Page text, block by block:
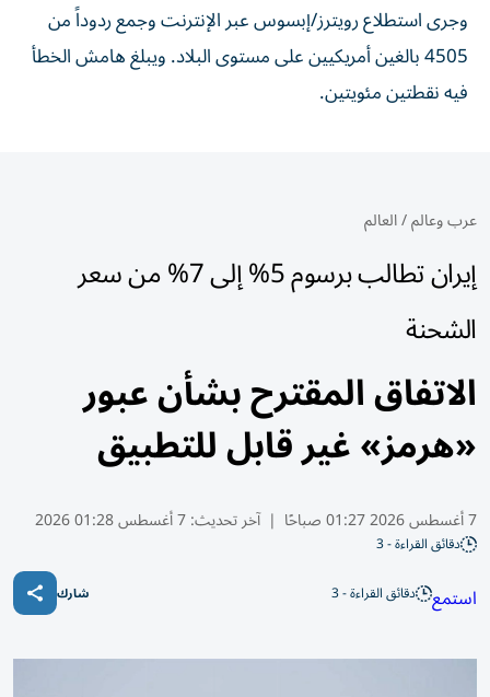
وجرى استطلاع رويترز/إبسوس عبر الإنترنت وجمع ردوداً من
4505 بالغين أمريكيين على مستوى البلاد. ويبلغ هامش الخطأ
فيه نقطتين مئويتين.
عرب وعالم/العالم
إيران تطالب برسوم 5% إلى 7% من سعر
الشحنة
الاتفاق المقترح بشأن عبور
«هرمز» غير قابل للتطبيق
7 أغسطس 2026 01:27 صباحًا | آخر تحديث:7 أغسطس 01:28 2026
دقائق القراءة - 3
استمع دقائق القراءة - 3 شارك